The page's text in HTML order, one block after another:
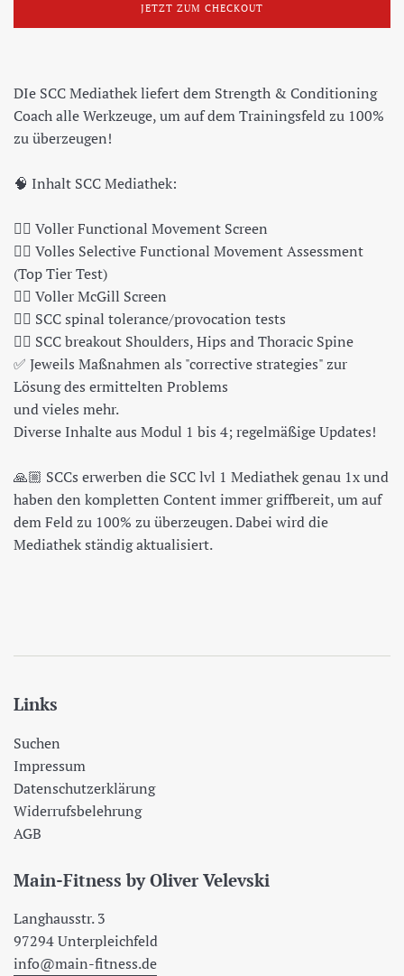
JETZT ZUM CHECKOUT
DIe SCC Mediathek liefert dem Strength & Conditioning
Coach alle Werkzeuge, um auf dem Trainingsfeld zu 100%
zu überzeugen!
🧠 Inhalt SCC Mediathek:
👉🏽 Voller Functional Movement Screen
👉🏽 Volles Selective Functional Movement Assessment
(Top Tier Test)
👉🏽 Voller McGill Screen
👉🏽 SCC spinal tolerance/provocation tests
👉🏽 SCC breakout Shoulders, Hips and Thoracic Spine
✅ Jeweils Maßnahmen als "corrective strategies" zur
Lösung des ermittelten Problems
und vieles mehr.
Diverse Inhalte aus Modul 1 bis 4; regelmäßige Updates!
🙏🏼 SCCs erwerben die SCC lvl 1 Mediathek genau 1x und
haben den kompletten Content immer griffbereit, um auf
dem Feld zu 100% zu überzeugen. Dabei wird die
Mediathek ständig aktualisiert.
Links
Suchen
Impressum
Datenschutzerklärung
Widerrufsbelehrung
AGB
Main-Fitness by Oliver Velevski
Langhausstr. 3
97294 Unterpleichfeld
info@main-fitness.de